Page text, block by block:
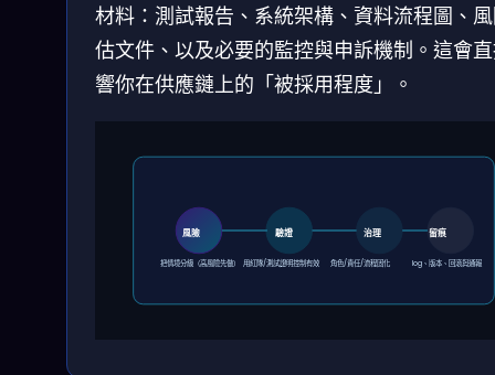
材料：測試報告、系統架構、資料流程圖、
估文件、以及必要的監控與申訴機制。這會
響你在供應鏈上的「被採用程度」。
風險 驗證 治理 留痕
把情境分級（高風險先做） 用紅隊/測試證明控制有效 角色/責任/流程固化 log、版本、回滾與通報